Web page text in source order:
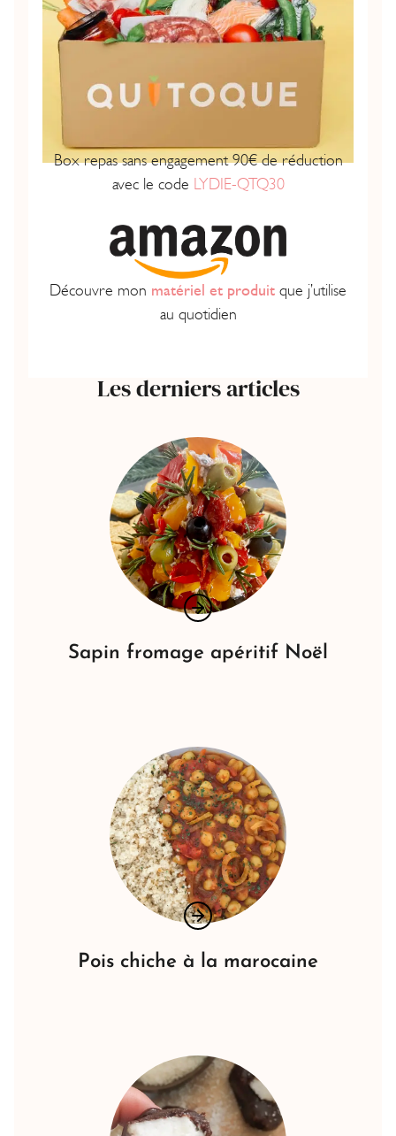
Box repas sans engagement 90€ de réduction
avec le code LYDIE-QTQ30
Découvre mon matériel et produit que j’utilise
au quotidien
Les derniers articles
Sapin fromage apéritif Noël
Pois chiche à la marocaine